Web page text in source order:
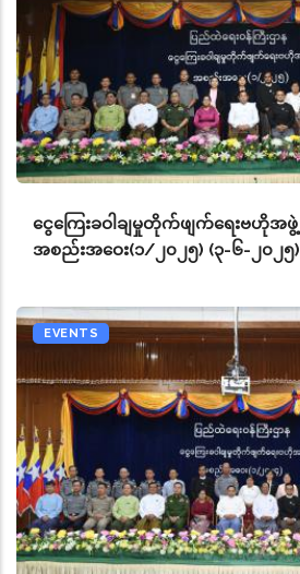
ငွေကြေးခဝါချမှုတိုက်ဖျက်ရေးဗဟိုအဖွဲ့
အစည်းအဝေး(၁/၂၀၂၅) (၃-၆-၂၀၂၅)
EVENTS